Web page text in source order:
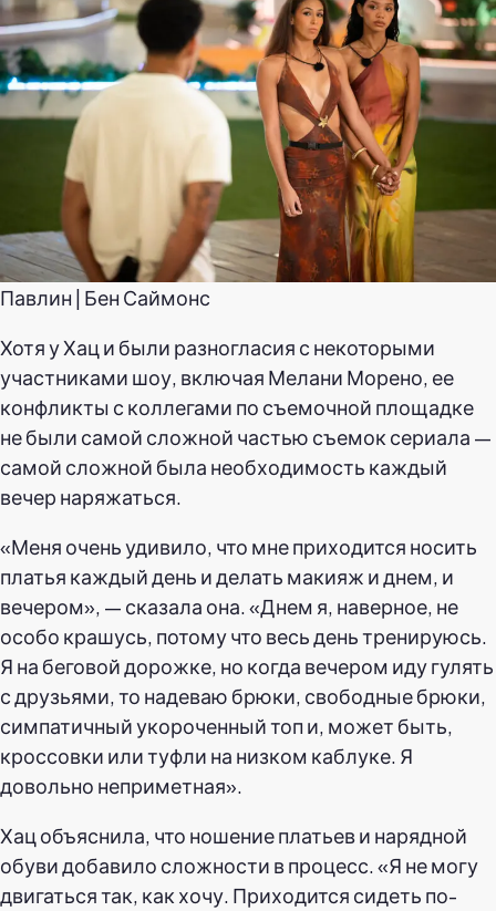
Павлин | Бен Саймонс
Хотя у Хац и были разногласия с некоторыми
участниками шоу, включая Мелани Морено, ее
конфликты с коллегами по съемочной площадке
не были самой сложной частью съемок сериала —
самой сложной была необходимость каждый
вечер наряжаться.
«Меня очень удивило, что мне приходится носить
платья каждый день и делать макияж и днем, и
вечером», — сказала она. «Днем я, наверное, не
особо крашусь, потому что весь день тренируюсь.
Я на беговой дорожке, но когда вечером иду гулять
с друзьями, то надеваю брюки, свободные брюки,
симпатичный укороченный топ и, может быть,
кроссовки или туфли на низком каблуке. Я
довольно неприметная».
Хац объяснила, что ношение платьев и нарядной
обуви добавило сложности в процесс. «Я не могу
двигаться так, как хочу. Приходится сидеть по-